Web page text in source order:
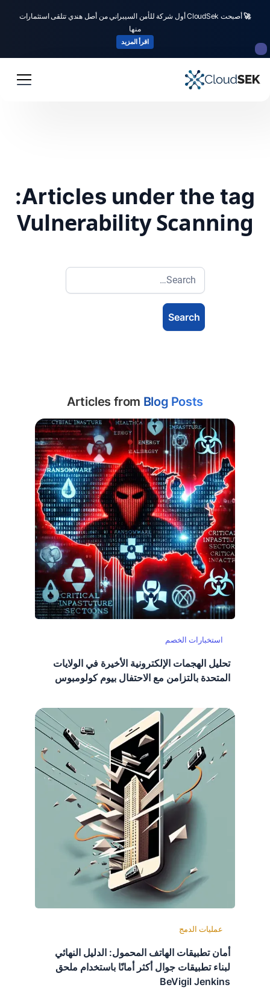
🚀
أصبحت CloudSek أول شركة للأمن السيبراني من أصل هندي تتلقى استثمارات
منها
اقرأ المزيد
Articles under the tag:
Vulnerability Scanning
Articles from Blog Posts
استخبارات الخصم
تحليل الهجمات الإلكترونية الأخيرة في الولايات
المتحدة بالتزامن مع الاحتفال بيوم كولومبوس
عمليات الدمج
أمان تطبيقات الهاتف المحمول: الدليل النهائي
لبناء تطبيقات جوال أكثر أمانًا باستخدام ملحق
BeVigil Jenkins